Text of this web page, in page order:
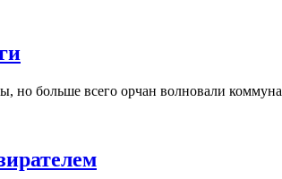
но больше всего орчан волновали коммуна